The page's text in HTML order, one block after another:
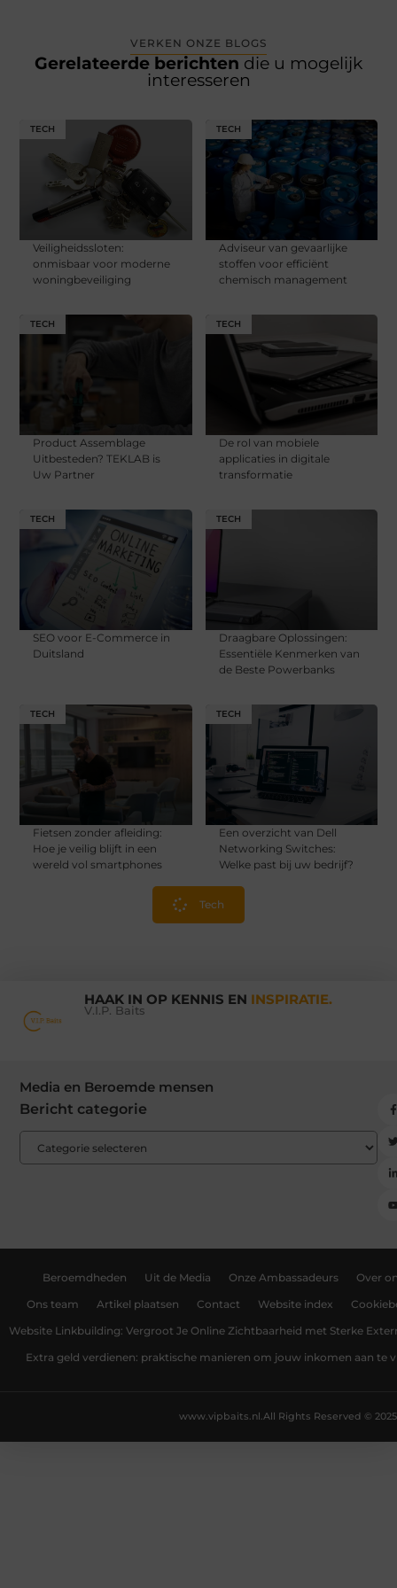
VERKEN ONZE BLOGS
Gerelateerde berichten die u mogelijk
interesseren
TECH
Veiligheidssloten:
onmisbaar voor moderne
woningbeveiliging
TECH
Adviseur van gevaarlijke
stoffen voor efficiënt
chemisch management
TECH
Product Assemblage
Uitbesteden? TEKLAB is
Uw Partner
TECH
De rol van mobiele
applicaties in digitale
transformatie
TECH
SEO voor E-Commerce in
Duitsland
TECH
Draagbare Oplossingen:
Essentiële Kenmerken van
de Beste Powerbanks
TECH
Fietsen zonder afleiding:
Hoe je veilig blijft in een
wereld vol smartphones
TECH
Een overzicht van Dell
Networking Switches:
Welke past bij uw bedrijf?
Tech
HAAK IN OP KENNIS EN INSPIRATIE.
V.I.P. Baits
Media en Beroemde mensen
Bericht categorie
Beroemdheden Uit de Media Onze Ambassadeurs Over
Ons team Artikel plaatsen Contact Website index
Website Linkbuilding: Vergroot Je Online Zichtbaarheid met Sterke
Extra geld verdienen: praktische manieren om jouw inkomen aan te
All Rights Reserved © 2025
www.vipbaits.nl.